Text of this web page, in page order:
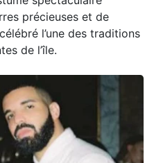
précieuses et de
l’une des traditions
de l’île.